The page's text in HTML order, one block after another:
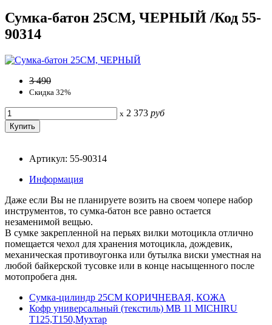
Сумка-батон 25СМ, ЧЕРНЫЙ /Код 55-
90314
3 490
Скидка 32%
x 2 373 руб
Артикул: 55-90314
Информация
Даже если Вы не планируете возить на своем чопере набор
инструментов, то сумка-батон все равно остается
незаменимой вещью.
В сумке закрепленной на перьях вилки мотоцикла отлично
помещается чехол для хранения мотоцикла, дождевик,
механическая противоугонка или бутылка виски уместная на
любой байкерской тусовке или в конце насыщенного после
мотопробега дня.
Сумка-цилиндр 25СМ КОРИЧНЕВАЯ, КОЖА
Кофр универсальный (текстиль) MB 11 MICHIRU
T125,T150,Мухтар